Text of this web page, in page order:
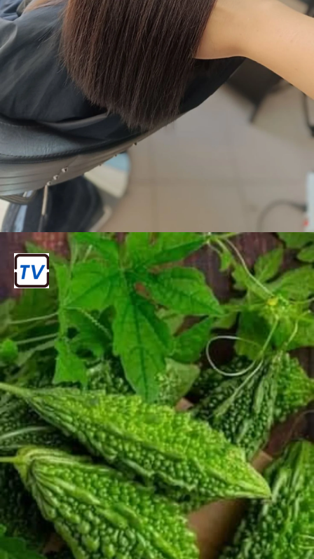
हेयर ग्लॉस मास्क लगाने के फायदे
अगर बरसात के मौसम में बाल झड़ने की समस्या
होती है, तो आप इस हेयर ग्लॉस मास्क को लगा
सकते हैं। इसे लगाने से आपके बालों के झड़ने की
समस्या कम हो सकती है।